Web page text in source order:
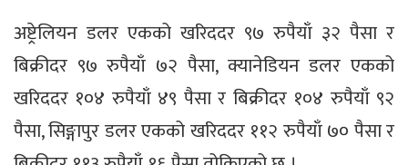
अष्ट्रेलियन डलर एकको खरिददर ९७ रुपैयाँ ३२ पैसा र
बिक्रीदर ९७ रुपैयाँ ७२ पैसा, क्यानेडियन डलर एकको
खरिददर १०४ रुपैयाँ ४९ पैसा र बिक्रीदर १०४ रुपैयाँ ९२
पैसा, सिङ्गापुर डलर एकको खरिददर ११२ रुपैयाँ ७० पैसा र